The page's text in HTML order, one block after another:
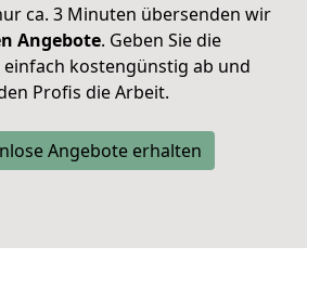
ca. 3 Minuten übersenden wir
Angebote. Geben Sie die
kostengünstig ab und
Profis die Arbeit.
Angebote erhalten